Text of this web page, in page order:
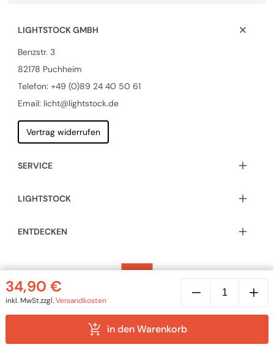
Retro
Aufputz-
Kreuzschalter
aus
34,90 €
inkl. MwSt.zzgl.Versandkosten
in den Warenkorb
LIGHTSTOCK GMBH
Benzstr. 3
82178 Puchheim
Telefon: +49 (0)89 24 40 50 61
Email: licht@lightstock.de
Vertrag widerrufen
SERVICE
LIGHTSTOCK
ENTDECKEN
© 2026 LIGHTSTOCK GmbH | Alle Rechte vorbehalten |
Impressum